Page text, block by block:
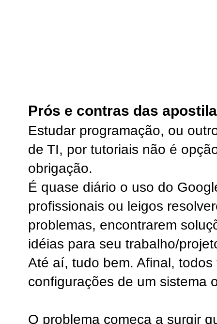
Prós e contras das
Estudar programação, ou
de TI, por tutoriais não é
obrigação.
É quase diário o uso do
profissionais ou leigos
problemas, encontrarem
idéias para seu trabalho/
Até aí, tudo bem. Afinal,
configurações de um sistema
O problema começa a surgir